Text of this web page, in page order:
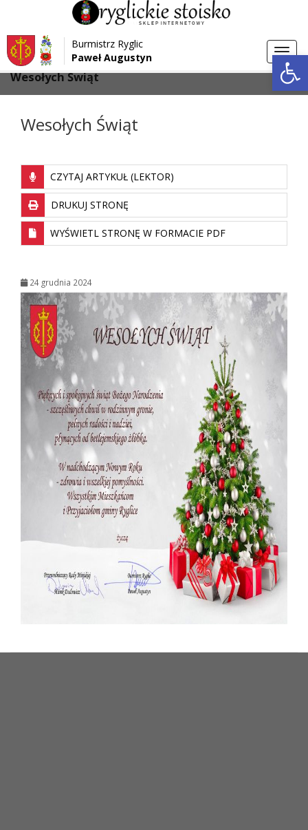
Przejdź do menu
Przejdź do głównej treści strony
Przejdź do stopki strony
Burmistrz Ryglic
Paweł Augustyn
Strona główna > Aktualności
Wesołych Świąt
Wesołych Świąt
CZYTAJ ARTYKUŁ (LEKTOR)
DRUKUJ STRONĘ
WYŚWIETL STRONĘ W FORMACIE PDF
24 grudnia 2024